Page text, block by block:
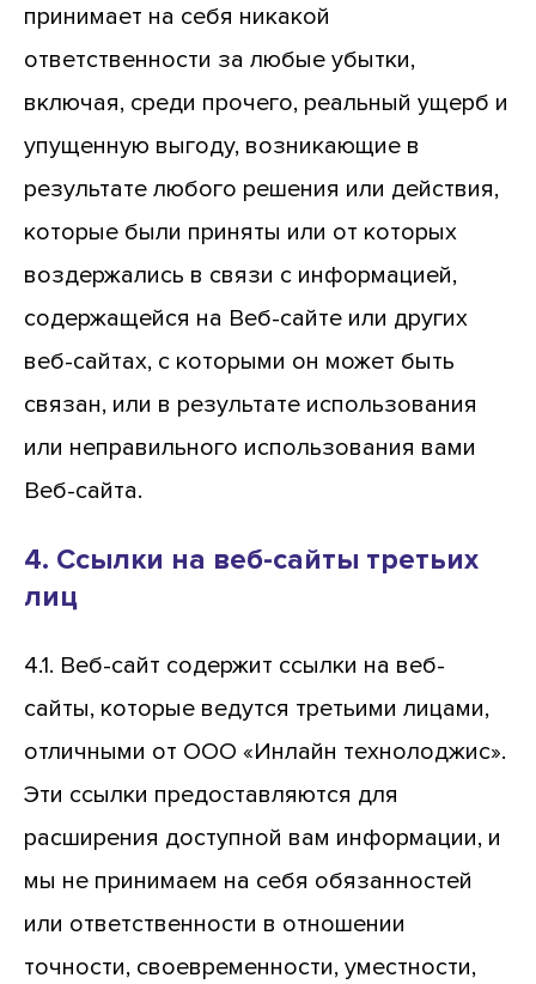
принимает на себя никакой
ответственности за любые убытки,
включая, среди прочего, реальный ущерб и
упущенную выгоду, возникающие в
результате любого решения или действия,
которые были приняты или от которых
воздержались в связи с информацией,
содержащейся на Веб-сайте или других
веб-сайтах, с которыми он может быть
связан, или в результате использования
или неправильного использования вами
Веб-сайта.
4. Ссылки на веб-сайты третьих
лиц
4.1. Веб-сайт содержит ссылки на веб-
сайты, которые ведутся третьими лицами,
отличными от ООО «Инлайн технолоджис».
Эти ссылки предоставляются для
расширения доступной вам информации, и
мы не принимаем на себя обязанностей
или ответственности в отношении
точности, своевременности, уместности,